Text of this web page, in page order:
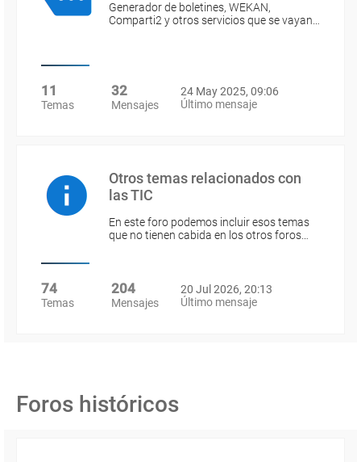
Generador de boletines, WEKAN,
Comparti2 y otros servicios que se vayan…
11
Temas
32
Mensajes
24 May 2025, 09:06
Último mensaje
Otros temas relacionados con
las TIC
En este foro podemos incluir esos temas
que no tienen cabida en los otros foros…
74
Temas
204
Mensajes
20 Jul 2026, 20:13
Último mensaje
Foros históricos